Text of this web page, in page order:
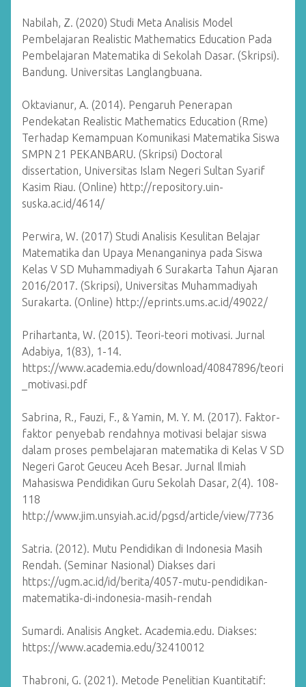
Nabilah, Z. (2020) Studi Meta Analisis Model
Pembelajaran Realistic Mathematics Education Pada
Pembelajaran Matematika di Sekolah Dasar. (Skripsi).
Bandung. Universitas Langlangbuana.
Oktavianur, A. (2014). Pengaruh Penerapan
Pendekatan Realistic Mathematics Education (Rme)
Terhadap Kemampuan Komunikasi Matematika Siswa
SMPN 21 PEKANBARU. (Skripsi) Doctoral
dissertation, Universitas Islam Negeri Sultan Syarif
Kasim Riau. (Online) http://repository.uin-
suska.ac.id/4614/
Perwira, W. (2017) Studi Analisis Kesulitan Belajar
Matematika dan Upaya Menanganinya pada Siswa
Kelas V SD Muhammadiyah 6 Surakarta Tahun Ajaran
2016/2017. (Skripsi), Universitas Muhammadiyah
Surakarta. (Online) http://eprints.ums.ac.id/49022/
Prihartanta, W. (2015). Teori-teori motivasi. Jurnal
Adabiya, 1(83), 1-14.
https://www.academia.edu/download/40847896/teori
_motivasi.pdf
Sabrina, R., Fauzi, F., & Yamin, M. Y. M. (2017). Faktor-
faktor penyebab rendahnya motivasi belajar siswa
dalam proses pembelajaran matematika di Kelas V SD
Negeri Garot Geuceu Aceh Besar. Jurnal Ilmiah
Mahasiswa Pendidikan Guru Sekolah Dasar, 2(4). 108-
118
http://www.jim.unsyiah.ac.id/pgsd/article/view/7736
Satria. (2012). Mutu Pendidikan di Indonesia Masih
Rendah. (Seminar Nasional) Diakses dari
https://ugm.ac.id/id/berita/4057-mutu-pendidikan-
matematika-di-indonesia-masih-rendah
Sumardi. Analisis Angket. Academia.edu. Diakses:
https://www.academia.edu/32410012
Thabroni, G. (2021). Metode Penelitian Kuantitatif: